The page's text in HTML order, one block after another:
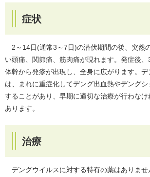
症状
2～14日(通常3～7日)の潜伏期間の後、突然
い頭痛、関節痛、筋肉痛が現れます。発症後、
体幹から発疹が出現し、全身に広がります。
は、まれに重症化してデング出血熱やデング
することがあり、早期に適切な治療が行わな
あります。
治療
デングウイルスに対する特有の薬はありませ